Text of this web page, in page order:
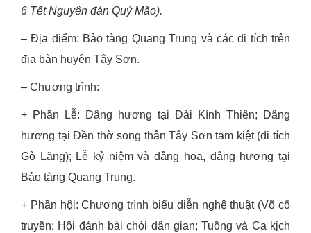
6 Tết Nguyên đán Quý Mão).
– Địa điểm: Bảo tàng Quang Trung và các di tích trên
địa bàn huyện Tây Sơn.
– Chương trình:
+ Phần Lễ: Dâng hương tại Đài Kính Thiên; Dâng
hương tại Đền thờ song thân Tây Sơn tam kiệt (di tích
Gò Lăng); Lễ kỷ niệm và dâng hoa, dâng hương tại
Bảo tàng Quang Trung.
+ Phần hội: Chương trình biểu diễn nghệ thuật (Võ cổ
truyền; Hội đánh bài chòi dân gian; Tuồng và Ca kịch